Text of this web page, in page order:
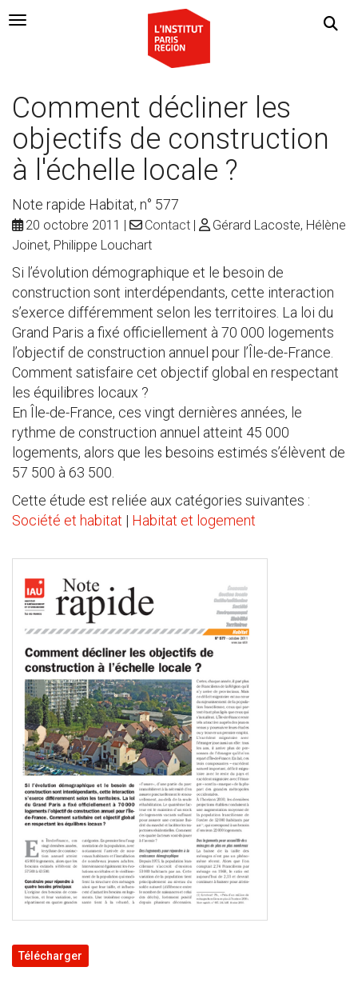
Navigation Toggle
Comment décliner les
objectifs de construction
à l'échelle locale ?
Note rapide Habitat, n° 577
20 octobre 2011 Contact
Gérard Lacoste, Hélène
Joinet, Philippe Louchart
Si l’évolution démographique et le besoin de
construction sont interdépendants, cette interaction
s’exerce différemment selon les territoires. La loi du
Grand Paris a fixé officiellement à 70 000 logements
l’objectif de construction annuel pour l’Île-de-France.
Comment satisfaire cet objectif global en respectant
les équilibres locaux ?
En Île-de-France, ces vingt dernières années, le
rythme de construction annuel atteint 45 000
logements, alors que les besoins estimés s’élèvent de
57 500 à 63 500.
Cette étude est reliée aux catégories suivantes :
Société et habitat | Habitat et logement
Télécharger